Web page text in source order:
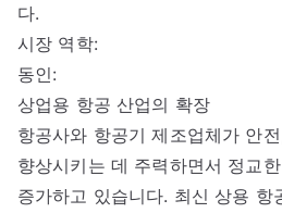
다.
시장 역학:
동인:
상업용 항공 산업의 확장
항공사와 항공기 제조업체가 안
향상시키는 데 주력하면서 정교
증가하고 있습니다. 최신 상용 항